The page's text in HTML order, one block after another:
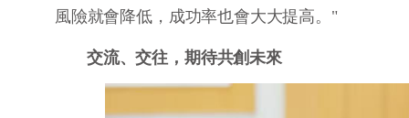
風險就會降低，成功率也會大大提高。"
交流、交往，期待共創未來